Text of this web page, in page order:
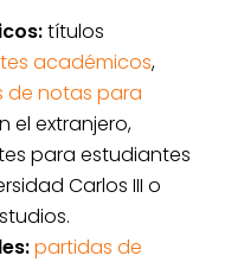
títulos
académicos,
de notas para
el extranjero,
para estudiantes
Carlos III o
partidas de